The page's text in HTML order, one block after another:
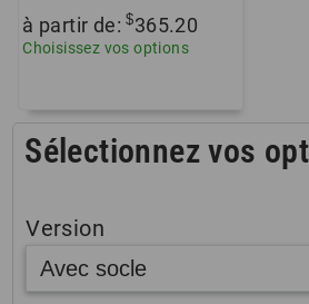
à partir de:$365.20
Choisissez vos options
Sélectionnez vos
Version